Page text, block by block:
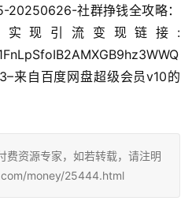
20250626-社群挣钱全攻略：
现引流变现链接:
来自百度网盘超级会员v10的
费资源专家，如若转载，请注明
money/25444.html